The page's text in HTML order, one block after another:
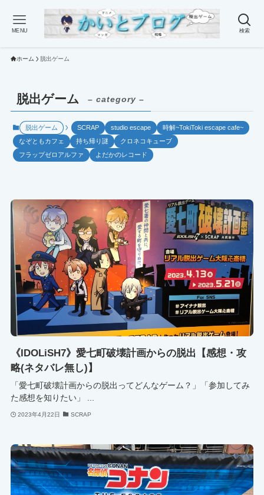
検索
MENU
ホーム 脱出ゲーム
脱出ゲーム – category –
脱出ゲーム SCRAP studio escape
時解~TokiToki escape cafe~
なぞともカフェ
持ち帰り謎
クロネコキューブ
フラップゼロアルファ
よだかのレコード
《IDOLiSH7》愛七町破壊計画からの脱出【感想・攻
略(ネタバレ無し)】
「愛七町破壊計画からの脱出ってどんなゲーム？」「参加してみ
た感想を知りたい」 ...
2023年4月22日 SCRAP